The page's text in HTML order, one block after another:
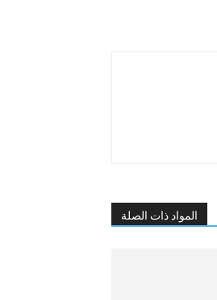
المواد ذات الصلة